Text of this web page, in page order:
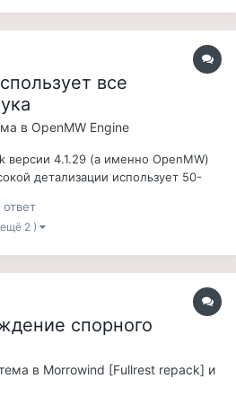
все
в OpenMW Engine
версии 4.1.29 (а именно OpenMW)
детализации использует 50-
это не из-за особенностей
мощность) ведь другие игры он
ответ
2 )
спорного
в Morrowind [Fullrest repack] и